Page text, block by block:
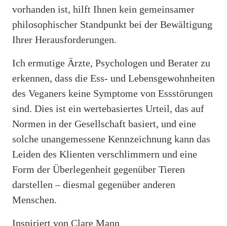
vorhanden ist, hilft Ihnen kein gemeinsamer
philosophischer Standpunkt bei der Bewältigung
Ihrer Herausforderungen.
Ich ermutige Ärzte, Psychologen und Berater zu
erkennen, dass die Ess- und Lebensgewohnheiten
des Veganers keine Symptome von Essstörungen
sind. Dies ist ein wertebasiertes Urteil, das auf
Normen in der Gesellschaft basiert, und eine
solche unangemessene Kennzeichnung kann das
Leiden des Klienten verschlimmern und eine
Form der Überlegenheit gegenüber Tieren
darstellen – diesmal gegenüber anderen
Menschen.
Inspiriert von Clare Mann